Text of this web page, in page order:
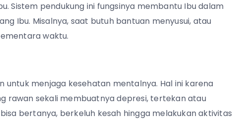
Sistem pendukung ini fungsinya membantu Ibu dalam
Ibu. Misalnya, saat butuh bantuan menyusui, atau
waktu.
untuk menjaga kesehatan mentalnya. Hal ini karena
rawan sekali membuatnya depresi, tertekan atau
bertanya, berkeluh kesah hingga melakukan aktivitas